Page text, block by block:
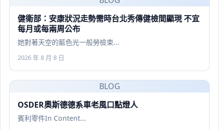
健衛部：安康狀況走勢需時台北秀傳健檢間顯現 不宜
每月或每兩周公布
她對著天空的藍色光一般勞檢束...
2026 年 8 月 8 日
BLOG
OSDER奧斯德德系車老風口點燈人
賓利零件In Content...